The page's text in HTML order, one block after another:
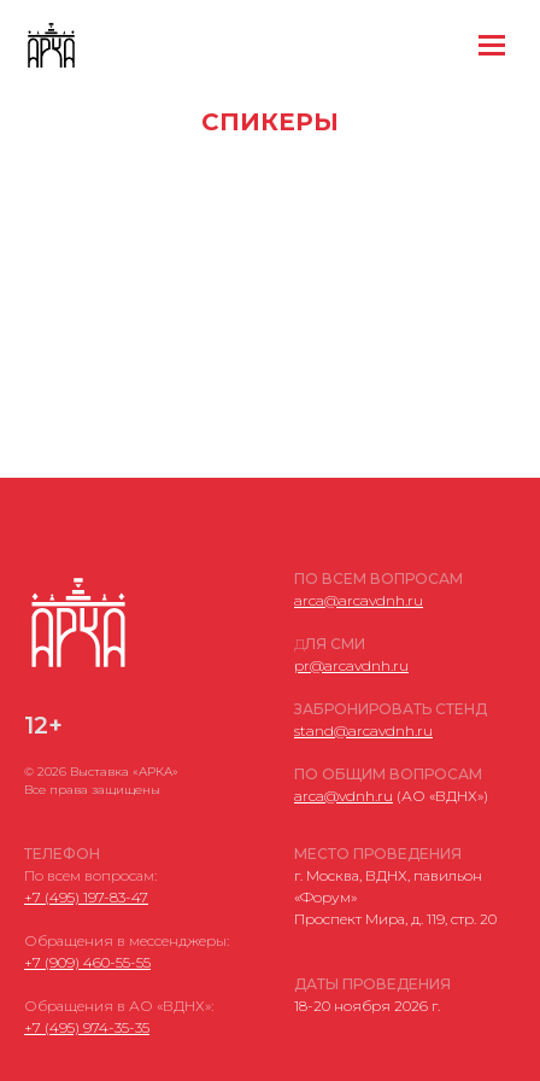
СПИКЕРЫ
12+
© 2026 Выставка «АРКА»
Все права защищены
ПО ВСЕМ ВОПРОСАМ
arca@arcavdnh.ru
ДЛЯ СМИ
pr@arcavdnh.ru
ЗАБРОНИРОВАТЬ СТЕНД
stand@arcavdnh.ru
ПО ОБЩИМ ВОПРОСАМ
arca@vdnh.ru (АО «ВДНХ»)
ТЕЛЕФОН
По всем вопросам:
+7 (495) 197-83-47
Обращения в мессенджеры:
+7 (909) 460-55-55
Обращения в АО «ВДНХ»:
+7 (495) 974-35-35
МЕСТО ПРОВЕДЕНИЯ
г. Москва, ВДНХ, павильон
«Форум»
Проспект Мира, д. 119, стр. 20
ДАТЫ ПРОВЕДЕНИЯ
18-20 ноября 2026 г.
ФЗ РФ № 149-ФЗ «О защите информации»
ФЗ РФ № 152-ФЗ «О персональных данных»
Соглашение об использовании файлов-cookie
Разработано